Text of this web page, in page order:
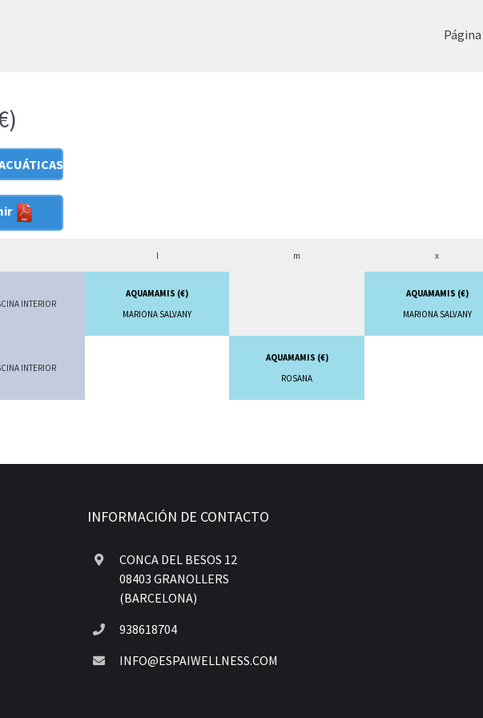
l m x
INTERIOR
AQUAMAMIS (€)
MARIONA SALVANY
AQUAMAMIS (€)
MARIONA SALVANY
INTERIOR
AQUAMAMIS (€)
ROSANA
INFORMACIÓN DE CONTACTO
CONCA DEL BESOS 12
08403 GRANOLLERS
(BARCELONA)
938618704
INFO@ESPAIWELLNESS.COM